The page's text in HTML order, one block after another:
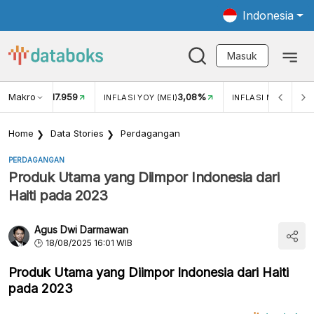
Indonesia
Masuk
Makro
USD/IDR 17.959 INFLASI YOY (MEI)3,08% INFLASI MOM (MEI)
Home Data Stories Perdagangan
PERDAGANGAN
Produk Utama yang Diimpor Indonesia dari
Haiti pada 2023
Agus Dwi Darmawan
18/08/2025 16:01 WIB
Produk Utama yang Diimpor Indonesia dari Haiti
pada 2023